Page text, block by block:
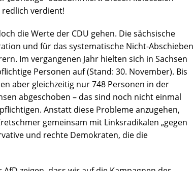
verdient!
die Werte der CDU gehen. Die sächsische
und für das systematische Nicht-Abschieben
Im vergangenen Jahr hielten sich in Sachsen
Personen auf (Stand: 30. November). Bis
aber gleichzeitig nur 748 Personen in der
abgeschoben – das sind noch nicht einmal
Anstatt diese Probleme anzugehen,
gemeinsam mit Linksradikalen „gegen
und rechte Demokraten, die die